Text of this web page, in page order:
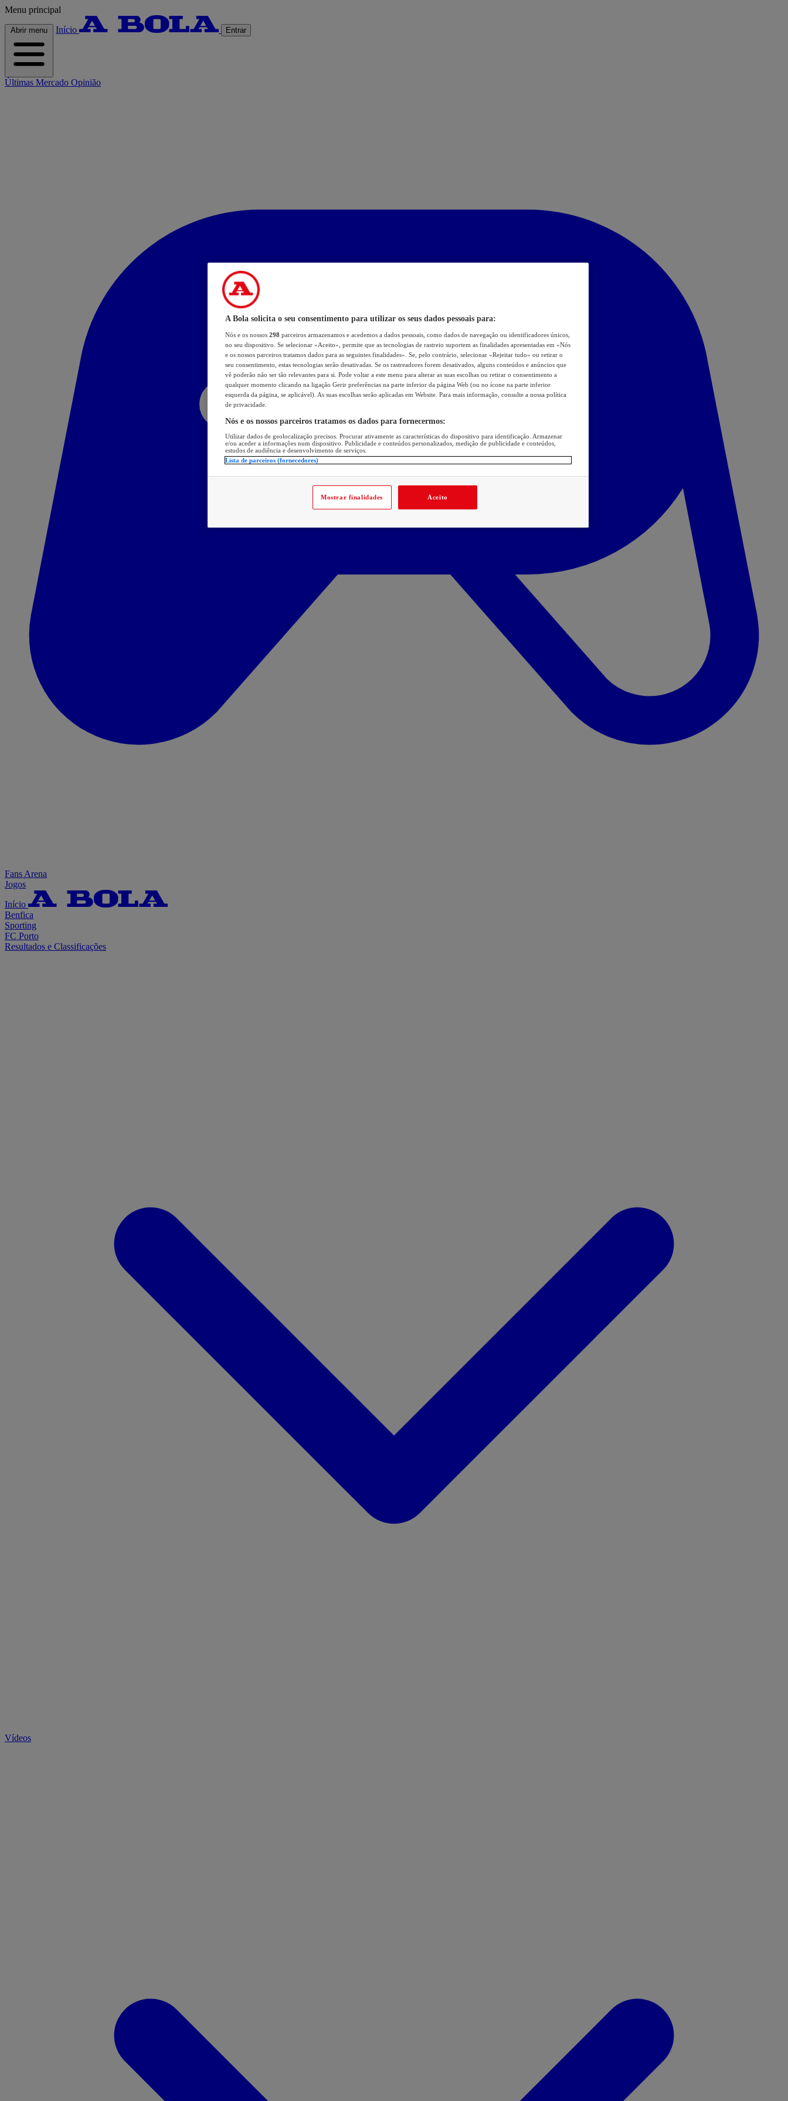
Menu principal
Abrir menu Início Entrar
Últimas Mercado Opinião
Fans Arena
Jogos
Início
Benfica
Sporting
FC Porto
Resultados e Classificações
Vídeos
A Bola solicita o seu consentimento para utilizar os seus dados pessoais para:
Nós e os nossos 298 parceiros armazenamos e acedemos a dados pessoais, como dados de navegação ou identificadores únicos,
no seu dispositivo. Se selecionar «Aceito», permite que as tecnologias de rastreio suportem as finalidades apresentadas em «Nós
e os nossos parceiros tratamos dados para as seguintes finalidades». Se, pelo contrário, selecionar «Rejeitar tudo» ou retirar o
seu consentimento, estas tecnologias serão desativadas. Se os rastreadores forem desativados, alguns conteúdos e anúncios que
vê poderão não ser tão relevantes para si. Pode voltar a este menu para alterar as suas escolhas ou retirar o consentimento a
qualquer momento clicando na ligação Gerir preferências na parte inferior da página Web (ou no ícone na parte inferior
esquerda da página, se aplicável). As suas escolhas serão aplicadas em Website. Para mais informação, consulte a nossa política
de privacidade.
Nós e os nossos parceiros tratamos os dados para fornecermos:
Utilizar dados de geolocalização precisos. Procurar ativamente as características do dispositivo para identificação. Armazenar
e/ou aceder a informações num dispositivo. Publicidade e conteúdos personalizados, medição de publicidade e conteúdos,
estudos de audiência e desenvolvimento de serviços.
Lista de parceiros (fornecedores)
Mostrar finalidades Aceito